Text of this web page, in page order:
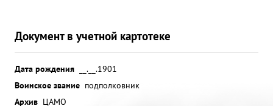
Документ в учетной картотеке
Дата рождения
__.__.1901
Воинское звание подполковник
Архив ЦАМО